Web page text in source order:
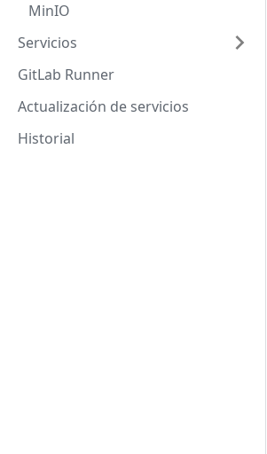
MinIO
Servicios
GitLab Runner
Actualización de servicios
Historial